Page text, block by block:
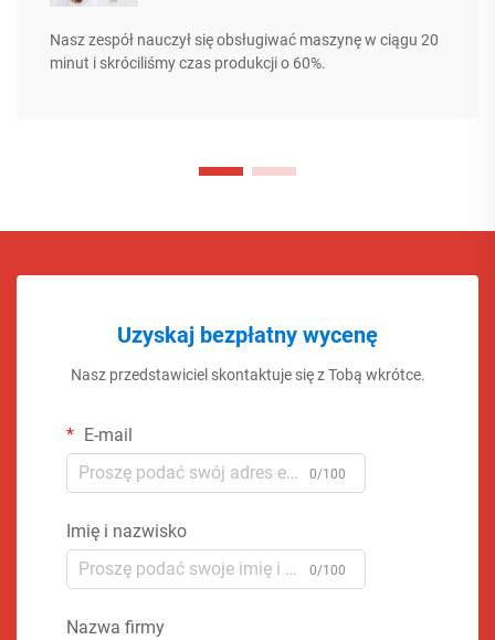
Nasz zespół nauczył się obsługiwać maszynę w ciągu 20
minut i skróciliśmy czas produkcji o 60%.
Uzyskaj bezpłatny wycenę
Nasz przedstawiciel skontaktuje się z Tobą wkrótce.
E-mail
0/100
Imię i nazwisko
0/100
Nazwa firmy